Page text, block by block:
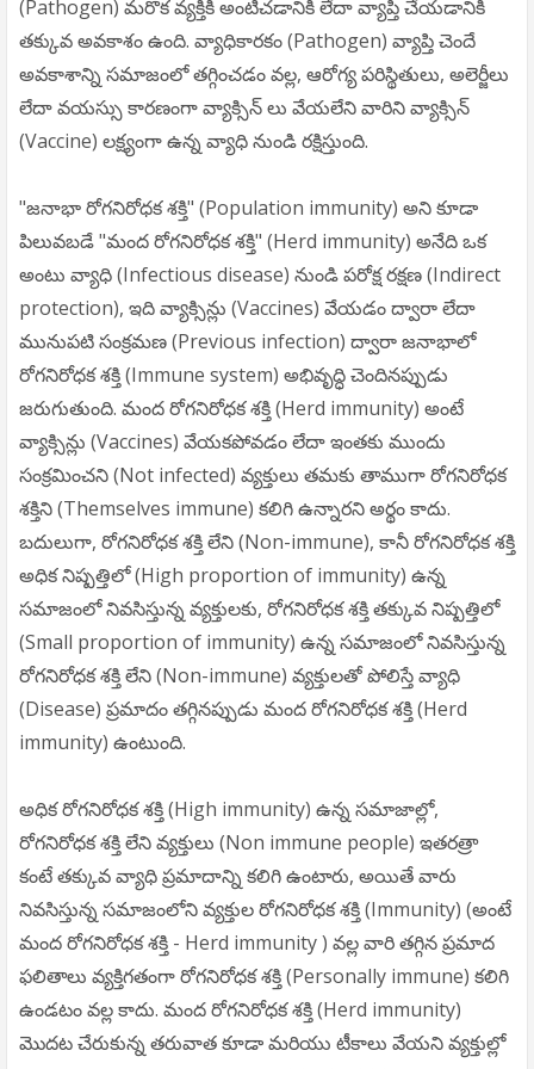
(Pathogen) మరొక వ్యక్తికి అంటిచడానికి లేదా వ్యాప్తి చేయడానికి
తక్కువ అవకాశం ఉంది. వ్యాధికారకం (Pathogen) వ్యాప్తి చెందే
అవకాశాన్ని సమాజంలో తగ్గించడం వల్ల, ఆరోగ్య పరిస్థితులు, అలెర్జీలు
లేదా వయస్సు కారణంగా వ్యాక్సిన్ లు వేయలేని వారిని వ్యాక్సిన్
(Vaccine) లక్ష్యంగా ఉన్న వ్యాధి నుండి రక్షిస్తుంది.
"జనాభా రోగనిరోధక శక్తి" (Population immunity) అని కూడా
పిలువబడే "మంద రోగనిరోధక శక్తి" (Herd immunity) అనేది ఒక
అంటు వ్యాధి (Infectious disease) నుండి పరోక్ష రక్షణ (Indirect
protection), ఇది వ్యాక్సిన్లు (Vaccines) వేయడం ద్వారా లేదా
మునుపటి సంక్రమణ (Previous infection) ద్వారా జనాభాలో
రోగనిరోధక శక్తి (Immune system) అభివృద్ధి చెందినప్పుడు
జరుగుతుంది. మంద రోగనిరోధక శక్తి (Herd immunity) అంటే
వ్యాక్సిన్లు (Vaccines) వేయకపోవడం లేదా ఇంతకు ముందు
సంక్రమించని (Not infected) వ్యక్తులు తమకు తాముగా రోగనిరోధక
శక్తిని (Themselves immune) కలిగి ఉన్నారని అర్థం కాదు.
బదులుగా, రోగనిరోధక శక్తి లేని (Non-immune), కానీ రోగనిరోధక శక్తి
అధిక నిష్పత్తిలో (High proportion of immunity) ఉన్న
సమాజంలో నివసిస్తున్న వ్యక్తులకు, రోగనిరోధక శక్తి తక్కువ నిష్పత్తిలో
(Small proportion of immunity) ఉన్న సమాజంలో నివసిస్తున్న
రోగనిరోధక శక్తి లేని (Non-immune) వ్యక్తులతో పోలిస్తే వ్యాధి
(Disease) ప్రమాదం తగ్గినప్పుడు మంద రోగనిరోధక శక్తి (Herd
immunity) ఉంటుంది.
అధిక రోగనిరోధక శక్తి (High immunity) ఉన్న సమాజాల్లో,
రోగనిరోధక శక్తి లేని వ్యక్తులు (Non immune people) ఇతరత్రా
కంటే తక్కువ వ్యాధి ప్రమాదాన్ని కలిగి ఉంటారు, అయితే వారు
నివసిస్తున్న సమాజంలోని వ్యక్తుల రోగనిరోధక శక్తి (Immunity) (అంటే
మంద రోగనిరోధక శక్తి - Herd immunity ) వల్ల వారి తగ్గిన ప్రమాద
ఫలితాలు వ్యక్తిగతంగా రోగనిరోధక శక్తి (Personally immune) కలిగి
ఉండటం వల్ల కాదు. మంద రోగనిరోధక శక్తి (Herd immunity)
మొదట చేరుకున్న తరువాత కూడా మరియు టీకాలు వేయని వ్యక్తుల్లో